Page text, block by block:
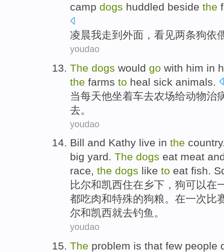
camp dogs huddled beside the
凌晨我走到 外面 ， 看见两条狗依
youdao
The dogs would go with him in
the farms to heal sick animals
当每天他坐着车去农场给动物治
去 。
youdao
Bill and Kathy live in the country
big yard. The dogs eat meat
race, the dogs like to eat fish.
比尔和凯西住在乡下 ， 狗可以在
都吃肉和特殊的狗粮。 在一次 比
尔和凯西就去钓鱼 。
youdao
The problem is that few people